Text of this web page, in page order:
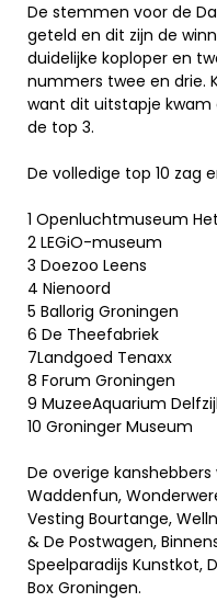
De stemmen voor de
geteld en dit zijn de
duidelijke koploper en
nummers twee en drie.
want dit uitstapje kwam
de top 3.
De volledige top 10 zag
1 Openluchtmuseum
2 LEGiO-museum
3 Doezoo Leens
4 Nienoord
5 Ballorig Groningen
6 De Theefabriek
7Landgoed Tenaxx
8 Forum Groningen
9 MuzeeAquarium Delfzijl
10 Groninger Museum
De overige
Waddenfun,
Vesting Bourtange,
& De Postwagen,
Speelparadijs Kunstkot,
Box Groningen.